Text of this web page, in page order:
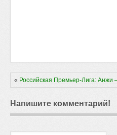
« Российская Премьер-Лига: Анжи
Напишите комментарий!